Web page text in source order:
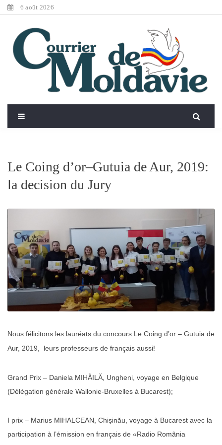
6 août 2026
Le Coing d’or–Gutuia de Aur, 2019:
la decision du Jury
Nous félicitons les lauréats du concours Le Coing d’or – Gutuia de
Aur, 2019, leurs professeurs de français aussi!
Grand Prix – Daniela MIHĂILĂ, Ungheni, voyage en Belgique
(Délégation générale Wallonie-Bruxelles à Bucarest);
I prix – Marius MIHALCEAN, Chișinău, voyage à Bucarest avec la
participation à l’émission en français de «Radio România